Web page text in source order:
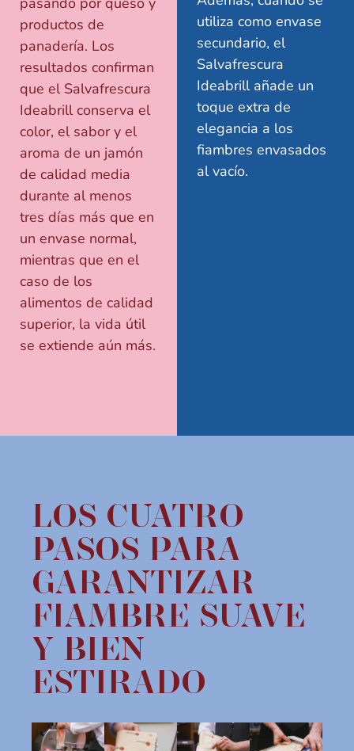
productos de
panadería. Los
resultados confirman
que el Salvafrescura
Ideabrill conserva el
color, el sabor y el
aroma de un jamón
de calidad media
durante al menos
tres días más que en
un envase normal,
mientras que en el
caso de los
alimentos de calidad
superior, la vida útil
se extiende aún más.
utiliza como envase
secundario, el
Salvafrescura
Ideabrill añade un
toque extra de
elegancia a los
fiambres envasados
al vacío.
LOS CUATRO
PASOS PARA
GARANTIZAR
FIAMBRE SUAVE
Y BIEN
ESTIRADO